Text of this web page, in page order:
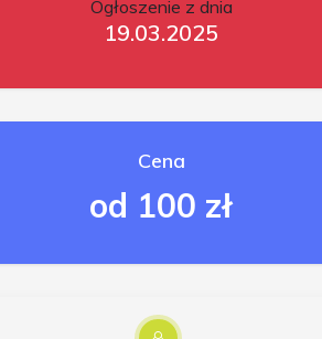
Ogłoszenie z dnia
19.03.2025
Cena
od 100 zł